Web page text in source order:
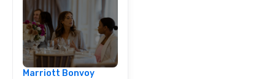
vibrant cuisine.
Marriott Bonvoy